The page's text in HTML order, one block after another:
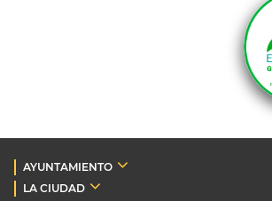
AYUNTAMIENTO
LA CIUDAD